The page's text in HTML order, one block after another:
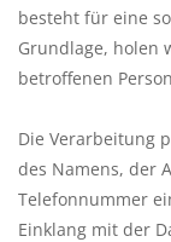
Berufsbekleidung
Technik
besteht für eine
Grundlage, holen
betroffenen
Die Verarbeitung
des Namens, der
Telefonnummer
Einklang mit der